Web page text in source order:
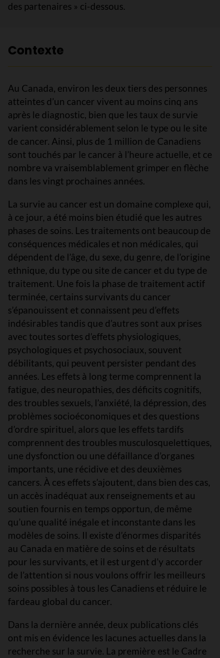
des partenaires » ci-dessous.
Contexte
Au Canada, environ les deux tiers des personnes
atteintes d’un cancer vivent au moins cinq ans
après le diagnostic, bien que les taux de survie
varient considérablement selon le type ou le site
de cancer. Ainsi, plus de 1 million de Canadiens
sont touchés par le cancer à l’heure actuelle, et ce
nombre va vraisemblablement grimper en flèche
dans les vingt prochaines années.
La survie au cancer est un domaine complexe qui,
à ce jour, a été moins bien étudié que les autres
phases de soins. Les traitements ont beaucoup de
conséquences médicales et non médicales, qui
dépendent de l’âge, du sexe, du genre, de l’origine
ethnique, du type ou site de cancer et du type de
traitement. Une fois la phase de traitement actif
terminée, certains survivants du cancer
s’épanouissent et connaissent peu d’effets
indésirables tandis que d’autres sont aux prises
avec toutes sortes d’effets physiologiques,
psychologiques et psychosociaux, souvent
débilitants, qui peuvent persister pendant des
années. Les effets à long terme comprennent la
fatigue, des neuropathies, des déficits cognitifs,
des troubles sexuels, l’anxiété, la dépression, des
problèmes socioéconomiques et des questions
d’ordre spirituel, alors que les effets tardifs
comprennent des troubles musculosquelettiques,
une dysfonction ou une défaillance d’organes
importants, une récidive et des deuxièmes
cancers. À ces effets s’ajoutent, dans bien des cas,
un accès inadéquat aux renseignements et au
soutien fournis en temps opportun, de même
qu’une qualité inégale et inconstante dans les
modèles de soins. Il existe d’énormes disparités
au Canada en matière de soins et de résultats
pour les survivants, et il est urgent d’y accorder
de l’attention si nous voulons offrir les meilleurs
soins possibles à tous les Canadiens et réduire le
fardeau global du cancer.
Dans la dernière année, deux publications clés
ont mis en évidence les lacunes actuelles dans la
recherche sur la survie. La première est le Cadre